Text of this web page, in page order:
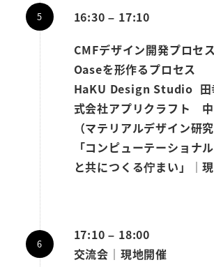
16:30 – 17:10
CMFデザイン開発プロセ
Oaseを形作るプロセス
HaKU Design Studio 田
式会社アプリクラフト
（マテリアルデザイン研
「コンピューテーショナ
と共につくる佇まい」｜
17:10 – 18:00
交流会｜現地開催